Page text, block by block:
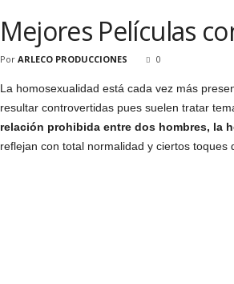
Mejores Películas
Por ARLECO PRODUCCIONES 0
La homosexualidad está cada vez más
resultar controvertidas pues suelen tratar
relación prohibida entre dos hombres, la
reflejan con total normalidad y ciertos toques